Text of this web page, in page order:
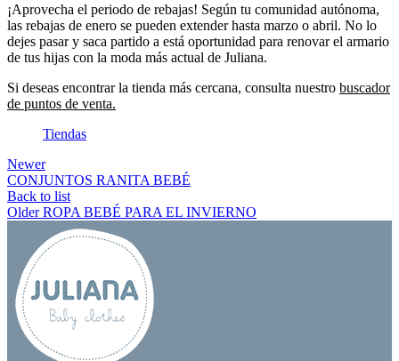
¡Aprovecha el periodo de rebajas! Según tu comunidad autónoma,
las rebajas de enero se pueden extender hasta marzo o abril. No lo
dejes pasar y saca partido a está oportunidad para renovar el armario
de tus hijas con la moda más actual de Juliana.
Si deseas encontrar la tienda más cercana, consulta nuestro buscador
de puntos de venta.
Tiendas
Newer
CONJUNTOS RANITA BEBÉ
Back to list
Older ROPA BEBÉ PARA EL INVIERNO